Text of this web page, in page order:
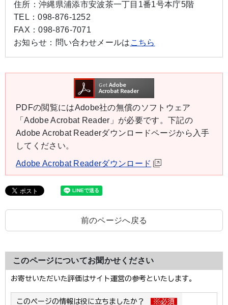
住所： 沖縄県浦添市安波茶一丁目1番1号本庁5階
TEL：098-876-1252
FAX：098-876-7071
お知らせ： 問い合わせメールは こちら
PDFの閲覧にはAdobe社の無償のソフトウェア
「Adobe Acrobat Reader」が必要です。下記の
Adobe Acrobat Readerダウンロードページから入手
してください。
Adobe Acrobat Readerダウンロード
前のページへ戻る
このページについてお聞かせください